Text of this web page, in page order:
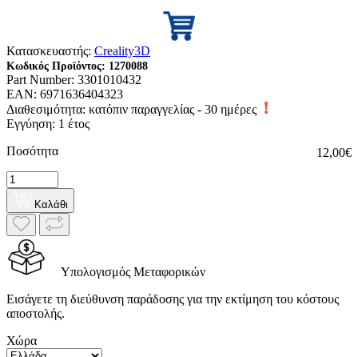
Κατασκευαστής: Creality3D
Κωδικός Προϊόντος: 1270088
Part Number: 3301010432
EAN: 6971636404323
Διαθεσιμότητα: κατόπιν παραγγελίας - 30 ημέρες
Εγγύηση: 1 έτος
12,00€
Ποσότητα
Καλάθι
Υπολογισμός Μεταφορικών
Εισάγετε τη διεύθυνση παράδοσης για την εκτίμηση του κόστους
αποστολής.
Χώρα